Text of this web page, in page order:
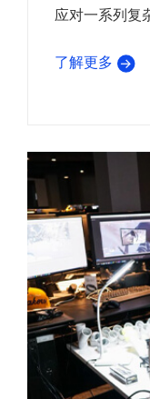
应对一系列复
了解更多